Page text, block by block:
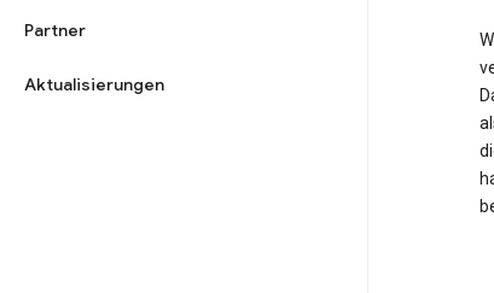
Partner
Aktualisierungen